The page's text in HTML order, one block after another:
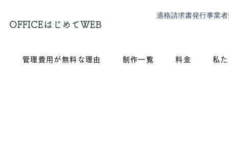
OFFICEはじめてWEB
適格請求書発行事業
管理費用が無料な理由 制作一覧 料金 私